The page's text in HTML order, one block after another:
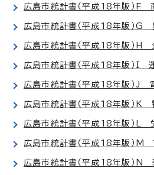
広島市統計書（平成18年版）F
広島市統計書（平成18年版）G
広島市統計書（平成18年版）H
広島市統計書（平成18年版）I
広島市統計書（平成18年版）J
広島市統計書（平成18年版）K
広島市統計書（平成18年版）L
広島市統計書（平成18年版）M
広島市統計書（平成18年版）N